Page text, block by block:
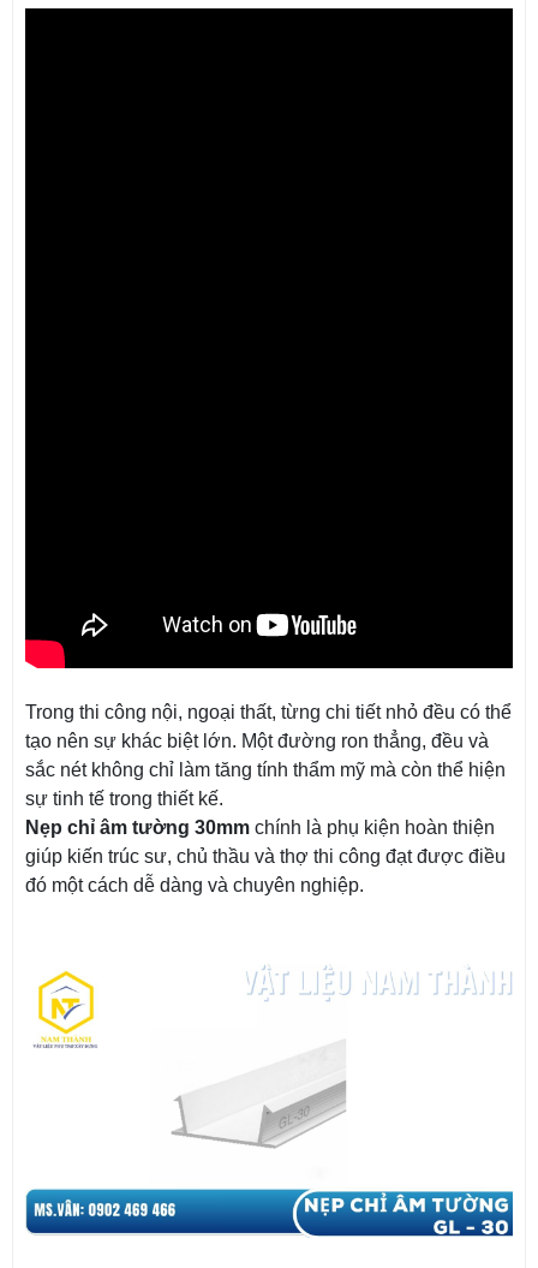
Trong thi công nội, ngoại thất, từng chi tiết nhỏ đều có thể
tạo nên sự khác biệt lớn. Một đường ron thẳng, đều và
sắc nét không chỉ làm tăng tính thẩm mỹ mà còn thể hiện
sự tinh tế trong thiết kế.
Nẹp chỉ âm tường 30mm chính là phụ kiện hoàn thiện
giúp kiến trúc sư, chủ thầu và thợ thi công đạt được điều
đó một cách dễ dàng và chuyên nghiệp.